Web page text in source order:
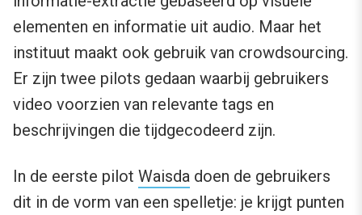
elementen en informatie uit audio. Maar het
instituut maakt ook gebruik van crowdsourcing.
Er zijn twee pilots gedaan waarbij gebruikers
video voorzien van relevante tags en
beschrijvingen die tijdgecodeerd zijn.
In de eerste pilot Waisda doen de gebruikers
dit in de vorm van een spelletje: je krijgt punten